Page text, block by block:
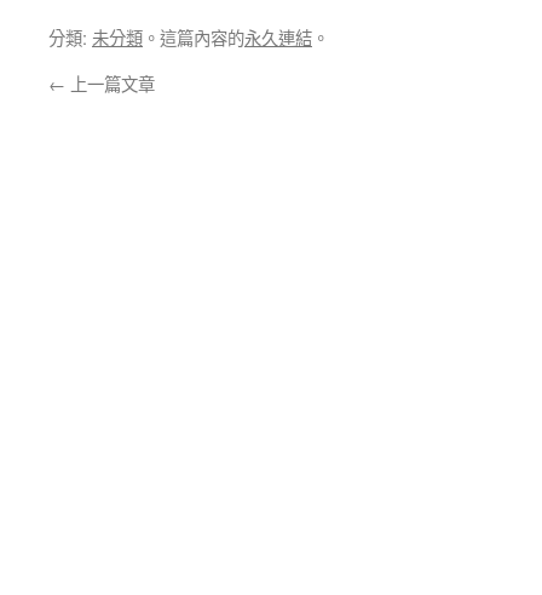
分類: 未分類 。這篇內容的永久連結 。
← 上一篇文章